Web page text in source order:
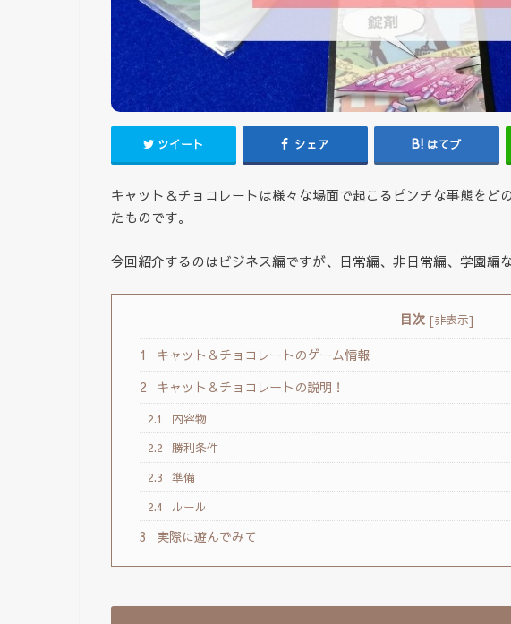
ツイート シェア はてブ
キャット＆チョコレートは様々な場面で起こるピンチな事態をど
たものです。
今回紹介するのはビジネス編ですが、日常編、非日常編、学園編
目次 [非表示]
1
キャット＆チョコレートのゲーム情報
2
キャット＆チョコレートの説明！
2.1
内容物
2.2
勝利条件
2.3
準備
2.4
ルール
3 実際に遊んでみて